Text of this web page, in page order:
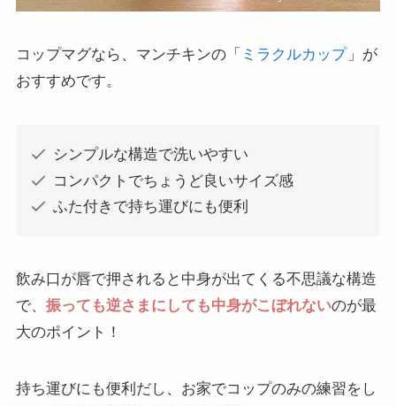
コップマグなら、マンチキンの「 ミラクルカップ」が
おすすめです。
シンプルな構造で洗いやすい
コンパクトでちょうど良いサイズ感
ふた付きで持ち運びにも便利
飲み口が唇で押されると中身が出てくる不思議な構造
で、 振っても逆さまにしても中身がこぼれないのが最
大のポイント！
持ち運びにも便利だし、お家でコップのみの練習をし